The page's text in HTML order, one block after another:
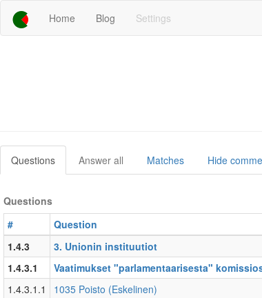
Home Blog Settings
Questions Answer all Matches Hide
Questions
#
Question
1.4.3
3. Unionin instituutiot
1.4.3.1
Vaatimukset "parlamentaarisesta"
1.4.3.1.1
1035 Poisto (Eskelinen)